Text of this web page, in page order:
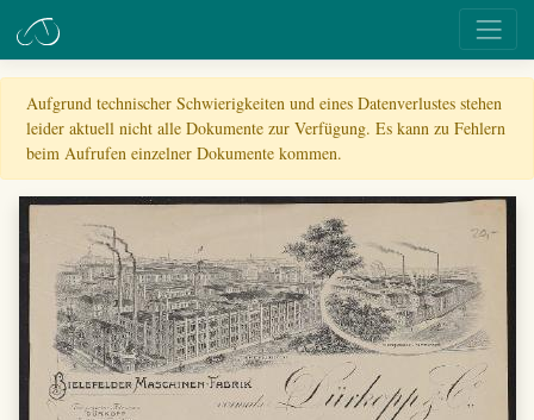
Aufgrund technischer Schwierigkeiten und eines Datenverlustes stehen
leider aktuell nicht alle Dokumente zur Verfügung. Es kann zu Fehlern
beim Aufrufen einzelner Dokumente kommen.